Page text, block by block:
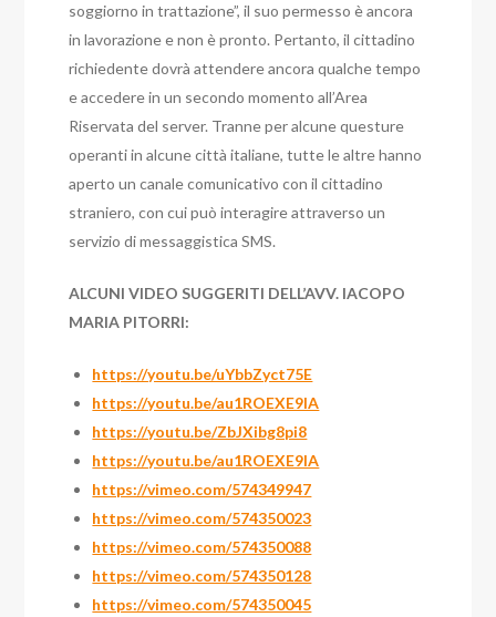
soggiorno in trattazione”, il suo permesso è ancora
in lavorazione e non è pronto. Pertanto, il cittadino
richiedente dovrà attendere ancora qualche tempo
e accedere in un secondo momento all’Area
Riservata del server. Tranne per alcune questure
operanti in alcune città italiane, tutte le altre hanno
aperto un canale comunicativo con il cittadino
straniero, con cui può interagire attraverso un
servizio di messaggistica SMS.
ALCUNI VIDEO SUGGERITI DELL’AVV. IACOPO
MARIA PITORRI:
https://youtu.be/uYbbZyct75E
https://youtu.be/au1ROEXE9lA
https://youtu.be/ZbJXibg8pi8
https://youtu.be/au1ROEXE9lA
https://vimeo.com/574349947
https://vimeo.com/574350023
https://vimeo.com/574350088
https://vimeo.com/574350128
https://vimeo.com/574350045